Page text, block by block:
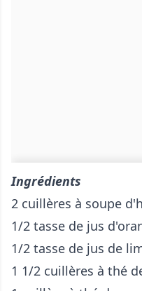
Ingrédients
2 cuillères à soupe
1/2 tasse de jus
1/2 tasse de jus de
1 1/2 cuillères à thé